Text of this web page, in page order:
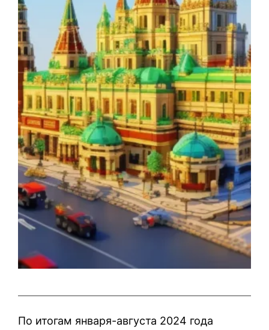
По итогам января-августа 2024 года